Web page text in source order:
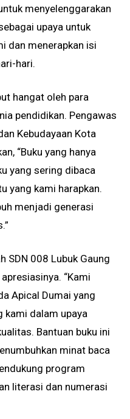
menyelenggarakan
upaya untuk
dan menerapkan isi
hari.
hangat oleh para
pendidikan. Pengawas
Kebudayaan Kota
“Buku yang hanya
yang sering dibaca
yang kami harapkan.
menjadi generasi
SDN 008 Lubuk Gaung
“Kami
Apical Dumai yang
kami dalam upaya
Bantuan buku ini
minat baca
program
literasi dan numerasi